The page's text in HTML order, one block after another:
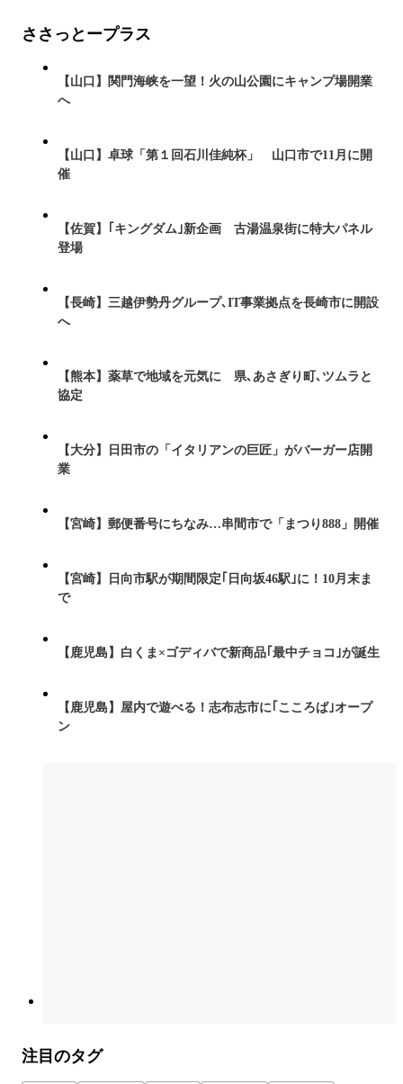
ささっとープラス
【山口】関門海峡を一望！火の山公園にキャンプ場開業
へ
【山口】卓球「第１回石川佳純杯」 山口市で11月に開
催
【佐賀】｢キングダム｣新企画 古湯温泉街に特大パネル
登場
【長崎】三越伊勢丹グループ､IT事業拠点を長崎市に開設
へ
【熊本】薬草で地域を元気に 県､あさぎり町､ツムラと
協定
【大分】日田市の「イタリアンの巨匠」がバーガー店開
業
【宮崎】郵便番号にちなみ…串間市で「まつり888」開催
【宮崎】日向市駅が期間限定｢日向坂46駅｣に！10月末ま
で
【鹿児島】白くま×ゴディバで新商品｢最中チョコ｣が誕生
【鹿児島】屋内で遊べる！志布志市に｢こころば｣オープ
ン
注目のタグ